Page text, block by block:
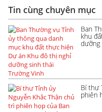
Tin cùng chuyên mục
Ban
khu
dưỡng
Bí thư
phiên